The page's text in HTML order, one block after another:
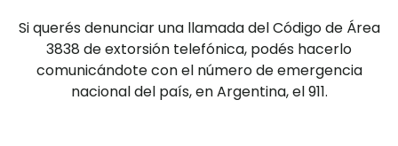
Si querés denunciar una llamada del Código de Área
3838 de extorsión telefónica, podés hacerlo
comunicándote con el número de emergencia
nacional del país, en Argentina, el 911.